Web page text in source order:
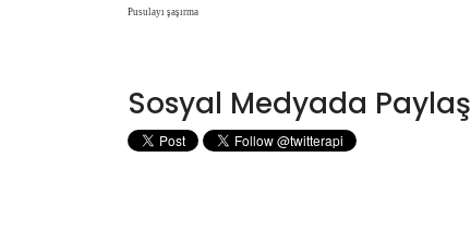
Pusulayı şaşırma
Sosyal Medyada Paylaş